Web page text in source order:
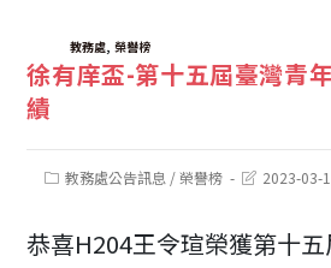
TAGS:教務處, 榮譽榜
徐有庠盃-第十五屆臺灣青
績
Post教務處公告訊息 / 榮譽榜
Post2023-03-
恭喜H204王令瑄榮獲第十